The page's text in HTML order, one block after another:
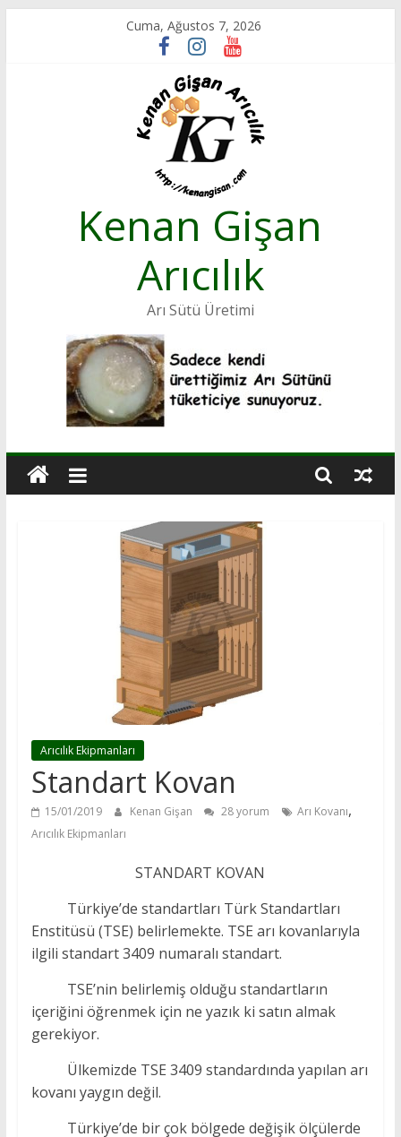
Cuma, Ağustos 7, 2026
Kenan Gişan
Arıcılık
Arı Sütü Üretimi
Arıcılık Ekipmanları
Standart Kovan
15/01/2019 Kenan Gişan 28 yorum Arı Kovanı,
Arıcılık Ekipmanları
STANDART KOVAN
Türkiye’de standartları Türk Standartları
Enstitüsü (TSE) belirlemekte. TSE arı kovanlarıyla
ilgili standart 3409 numaralı standart.
TSE’nin belirlemiş olduğu standartların
içeriğini öğrenmek için ne yazık ki satın almak
gerekiyor.
Ülkemizde TSE 3409 standardında yapılan arı
kovanı yaygın değil.
Türkiye’de bir çok bölgede değişik ölçülerde